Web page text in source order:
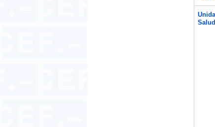
Salud